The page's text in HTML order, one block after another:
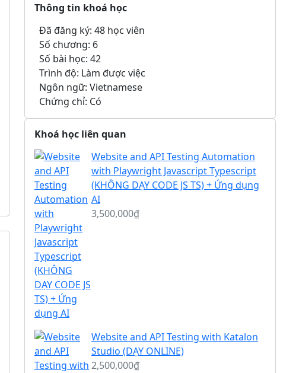
Thông tin khoá học
Đã đăng ký: 48 học viên
Số chương: 6
Số bài học: 42
Trình độ: Làm được việc
Ngôn ngữ: Vietnamese
Chứng chỉ: Có
Khoá học liên quan
Website and API Testing Automation
with Playwright Javascript Typescript
(KHÔNG DẠY CODE JS TS) + Ứng dụng
AI
3,500,000₫
Website and API Testing with Katalon
Studio (DẠY ONLINE)
2,500,000₫